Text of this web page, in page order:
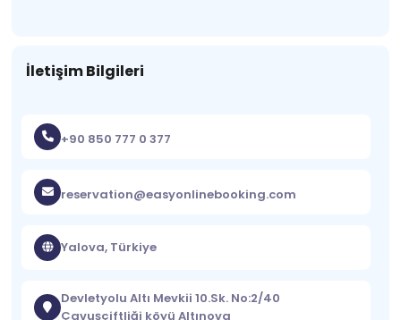
İletişim Bilgileri
+90 850 777 0 377
reservation@easyonlinebooking.com
Yalova, Türkiye
Devletyolu Altı Mevkii 10.Sk. No:2/40
Çavuşçiftliği köyü Altınova